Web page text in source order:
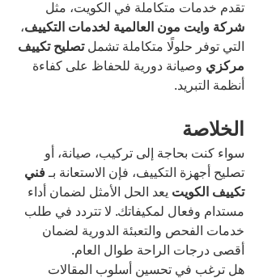
تقدم خدمات متكاملة في الكويت، مثل
شركة وايت مون العالمية لخدمات التكييف،
التي توفر حلولًا متكاملة تشمل تصليح تكييف
مركزي وصيانة دورية للحفاظ على كفاءة
أنظمة التبريد.
الخلاصة
سواء كنت بحاجة إلى تركيب، صيانة، أو
تصليح أجهزة التكييف، فإن الاستعانة بـ فني
تكييف الكويت يعد الحل الأمثل لضمان أداء
مستدام وفعال لمكيفاتك. لا تتردد في طلب
خدمات الفحص والتعبئة الدورية لضمان
أقصى درجات الراحة طوال العام.
هل ترغب في تحسين أسلوب المقالات